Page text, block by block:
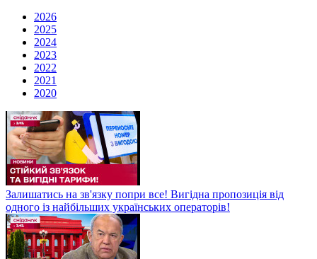
2026
2025
2024
2023
2022
2021
2020
Залишатись на зв'язку попри все! Вигідна пропозиція від
одного із найбільших українських операторів!